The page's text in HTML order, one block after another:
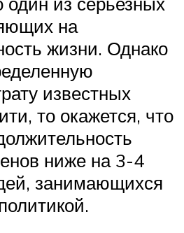
на
жизни. Однако
известных
то окажется, что
ниже на 3-4
занимающихся